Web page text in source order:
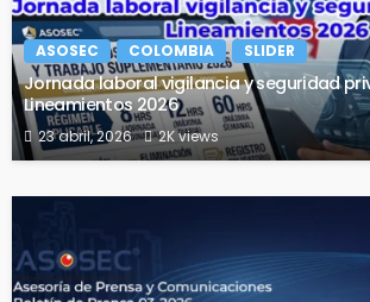
ASOSEC COLOMBIA SLIDER
Jornada laboral vigilancia y seguridad
Lineamientos 2026
23 abril, 2026 2K views